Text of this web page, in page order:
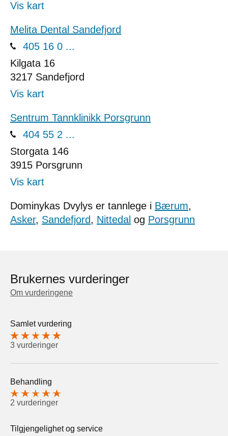
Vis kart
Melita Dental Sandefjord
405 16 0 ...
Kilgata 16
3217 Sandefjord
Vis kart
Sentrum Tannklinikk Porsgrunn
404 55 2 ...
Storgata 146
3915 Porsgrunn
Vis kart
Dominykas Dvylys er tannlege i Bærum,
Asker, Sandefjord, Nittedal og Porsgrunn
Brukernes vurderinger
Om vurderingene
Samlet vurdering
3 vurderinger
Behandling
2 vurderinger
Tilgjengelighet og service